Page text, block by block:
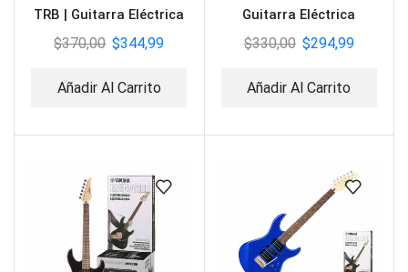
TRB | Guitarra Eléctrica
$370,00 $344,99
Añadir Al Carrito
Guitarra Eléctrica
$330,00 $294,99
Añadir Al Carrito